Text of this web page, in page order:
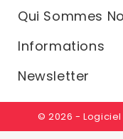
Qui Sommes
Informations
Newsletter
© 2026 -